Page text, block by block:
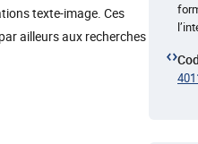
texte-image. Ces
ailleurs aux recherches